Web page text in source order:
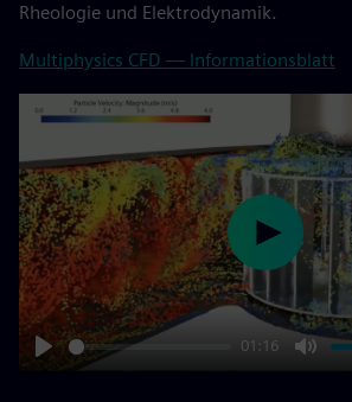
Rheologie und Elektrodynamik.
Multiphysics CFD — Informationsblatt
01:16
Mute
Play